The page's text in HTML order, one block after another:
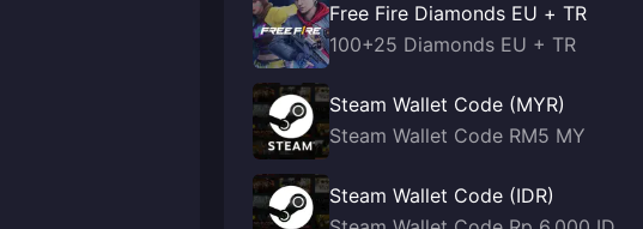
Free Fire Diamonds EU + TR
100+25 Diamonds EU + TR
Steam Wallet Code (MYR)
Steam Wallet Code RM5 MY
Steam Wallet Code (IDR)